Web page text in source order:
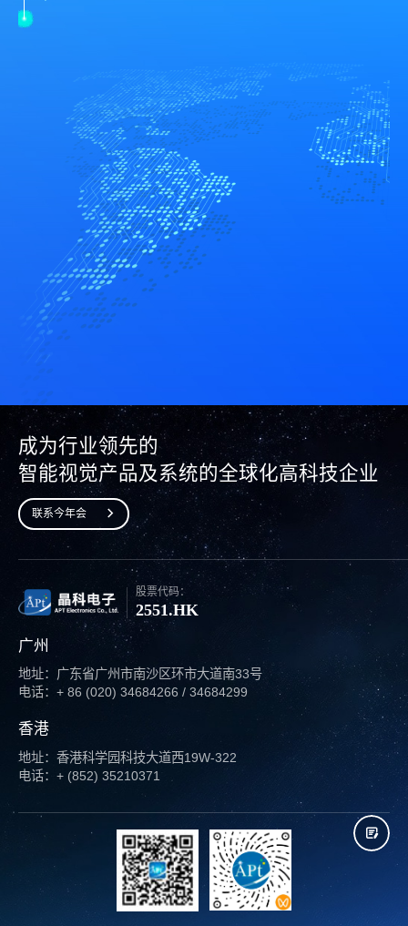
成为行业领先的
智能视觉产品及系统的全球化高科技企业
联系今年会
股票代码：
2551.HK
广州
地址：广东省广州市南沙区环市大道南33号
电话：+ 86 (020) 34684266 / 34684299
香港
地址：香港科学园科技大道西19W-322
电话：+ (852) 35210371